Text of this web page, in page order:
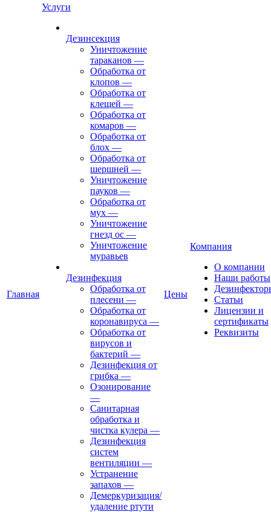
Главная
Услуги
Дезинсекция
Уничтожение
тараканов —
Обработка от
клопов —
Обработка от
клещей —
Обработка от
комаров —
Обработка от
блох —
Обработка от
шершней —
Уничтожение
пауков —
Обработка от
мух —
Уничтожение
гнезд ос —
Уничтожение
муравьев
Дезинфекция
Обработка от
плесени —
Обработка от
коронавируса —
Обработка от
вирусов и
бактерий —
Дезинфекция от
грибка —
Озонирование
—
Санитарная
обработка и
чистка кулера —
Дезинфекция
систем
вентиляции —
Устранение
запахов —
Демеркуризация/
удаление ртути
Цены
Компания
О компании
Наши работы
Статьи
Лицензии и
сертификаты
Реквизиты